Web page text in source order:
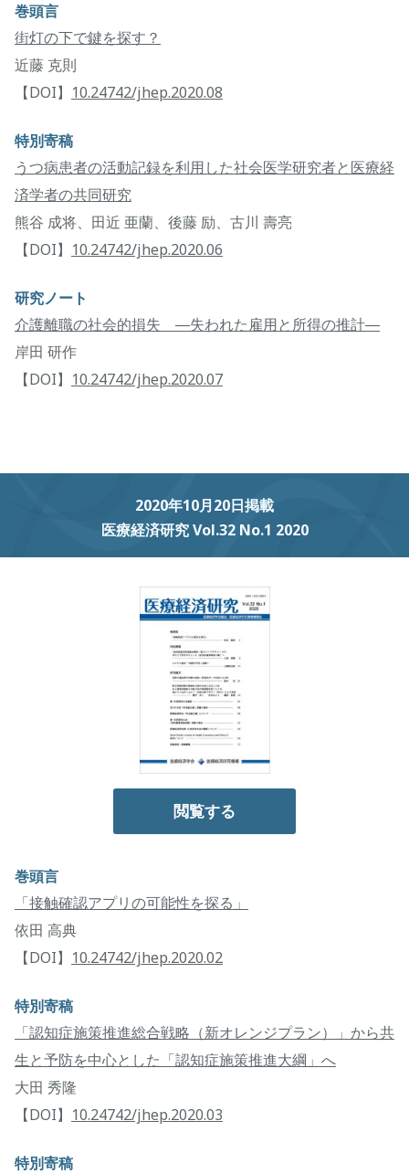
巻頭言
街灯の下で鍵を探す？
近藤 克則
【DOI】 10.24742/jhep.2020.08
特別寄稿
うつ病患者の活動記録を利用した社会医学研究者と医療経
済学者の共同研究
熊谷 成将、田近 亜蘭、後藤 励、古川 壽亮
【DOI】 10.24742/jhep.2020.06
研究ノート
介護離職の社会的損失 ―失われた雇用と所得の推計―
岸田 研作
【DOI】 10.24742/jhep.2020.07
2020年10月20日掲載
医療経済研究 Vol.32 No.1 2020
閲覧する
巻頭言
「接触確認アプリの可能性を探る」
依田 高典
【DOI】 10.24742/jhep.2020.02
特別寄稿
「認知症施策推進総合戦略（新オレンジプラン）」から共
生と予防を中心とした「認知症施策推進大綱」へ
大田 秀隆
【DOI】 10.24742/jhep.2020.03
特別寄稿